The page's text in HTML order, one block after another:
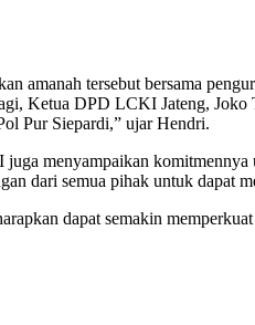
amanah tersebut bersama
Ketua DPD LCKI Jateng,
Pur Siepardi,” ujar Hendri.
menyampaikan
dari semua pihak untuk dapat
dapat semakin